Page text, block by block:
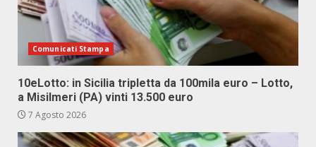
Comunicati Stampa
10eLotto: in Sicilia tripletta da 100mila euro – Lotto,
a Misilmeri (PA) vinti 13.500 euro
7 Agosto 2026